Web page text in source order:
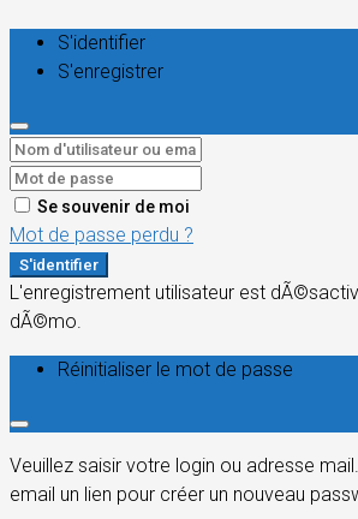
S'identifier
S'enregistrer
Se souvenir de moi
Mot de passe perdu ?
S'identifier
L'enregistrement utilisateur est
dÃ©mo.
Réinitialiser le mot de passe
Veuillez saisir votre login ou adresse
email un lien pour créer un nouveau